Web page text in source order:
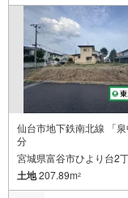
仙台市地下鉄南北線 「
分
宮城県富谷市ひより台2
土地207.89m2